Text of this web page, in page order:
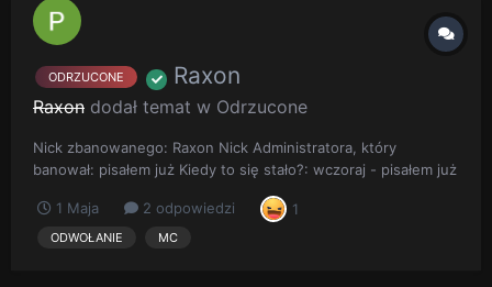
ODRZUCONE Raxon
Raxon dodał temat w Odrzucone
Nick zbanowanego: Raxon Nick Administratora, który
banował: pisałem już Kiedy to się stało?: wczoraj - pisałem już
unbana albo skrócenie - widocznie pseudoadmin o nazwie
A_angel97 ma we łbie szambo zamiast mózgu skoro daje 7 dni
1 Maja 2 odpowiedzi 1
ODWOŁANIE MC